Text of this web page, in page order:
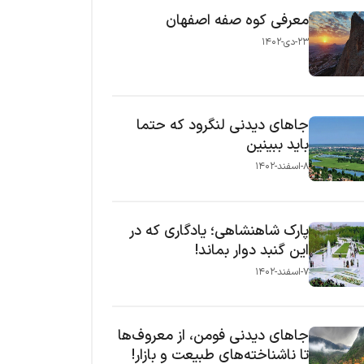
معرفی کوه صفه اصفهان
۲۳-دی-۱۴۰۲
جاهای دیدنی لنگرود که حتما
باید ببینین
۸-اسفند-۱۴۰۲
پارک شاهنشاهی؛ یادگاری که در
این گنبد دوار بماند!
۷-اسفند-۱۴۰۲
جاهای دیدنی فومن، از معروف‌ها
تا ناشناخته‌های طبیعت و بازار!